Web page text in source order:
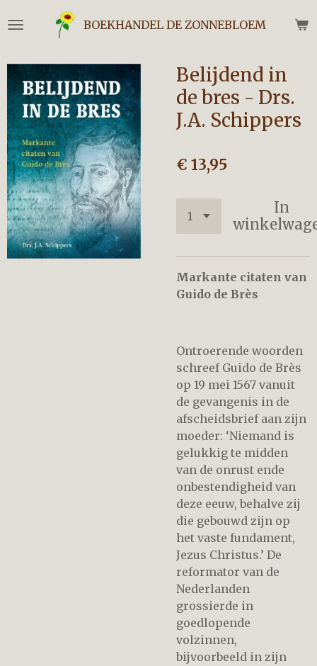
direct
de
hoofdinhoud
BOEKHANDEL DE ZONNEBLOEM
Belijdend in
de bres - Drs.
J.A. Schippers
€ 13,95
In
Markante citaten van
Guido de Brès
Ontroerende woorden
schreef Guido de Brès
op 19 mei 1567 vanuit
de gevangenis in de
afscheidsbrief aan zijn
moeder: ‘Niemand is
gelukkig te midden
van de onrust ende
onbestendigheid van
deze eeuw, behalve zij
die gebouwd zijn op
het vaste fundament,
Jezus Christus.’ De
reformator van de
Nederlanden
grossierde in
goedlopende
volzinnen,
bijvoorbeeld in zijn